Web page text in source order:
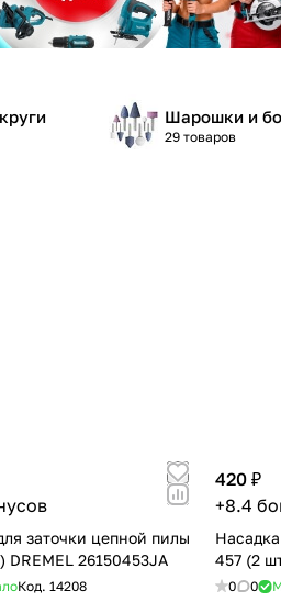
Шарошки и
29 товаров
заточки цепной пилы
DREMEL 26150453JA
Код. 14208
420 ₽
+8.4
457 (2
0 0
%каждые 2 недели